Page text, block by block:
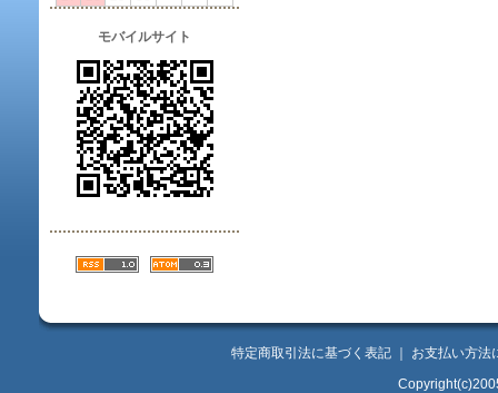
モバイルサイト
特定商取引法に基づく表記
お支払い方法